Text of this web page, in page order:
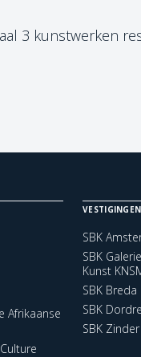
3 kunstwerken
Afrikaanse
VESTIGINGEN
SBK
SBK
Kunst
SBK
SBK
SBK